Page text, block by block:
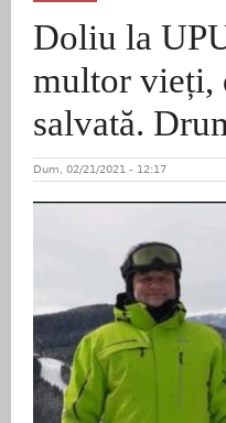
Doliu la
multor vieți,
salvată.
Dum, 02/21/2021 - 12:17